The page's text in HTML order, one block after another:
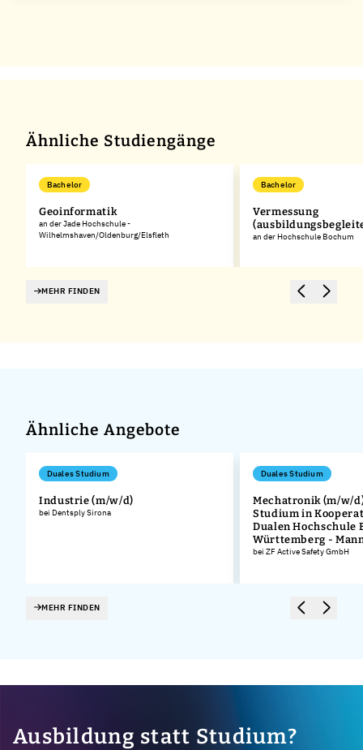
Ähnliche Studiengänge
Bachelor
Geoinformatik
an der Jade Hochschule -
Wilhelmshaven/Oldenburg/Elsfleth
Bachelor
Vermessung
an der Hochschule Bochum
MEHR FINDEN
Ähnliche Angebote
Duales Studium
Industrie (m/w/d)
bei Dentsply Sirona
Duales Studium
Mechatronik (m/w/
Studium in
Dualen Hochschule
Württemberg -
bei ZF Active Safety GmbH
MEHR FINDEN
Ausbildung statt Studium?